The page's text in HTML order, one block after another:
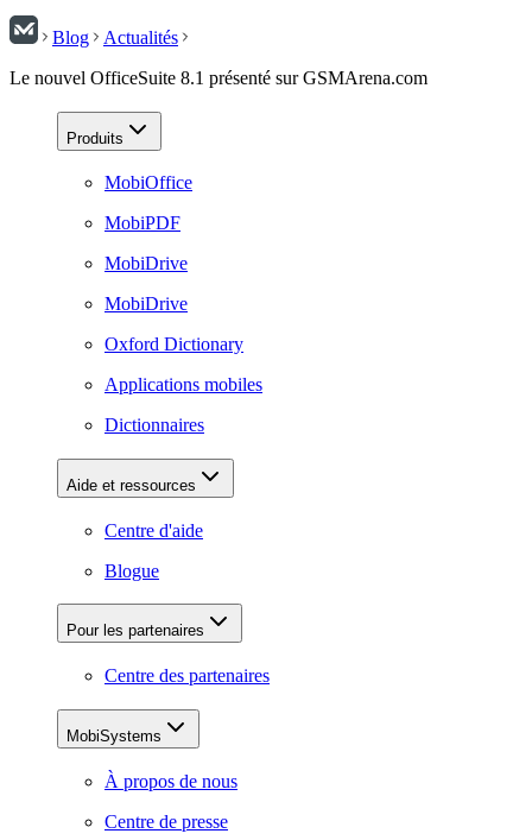
Blog
Actualités
Le nouvel OfficeSuite 8.1 présenté sur GSMArena.com
Produits
MobiOffice
MobiPDF
MobiDrive
MobiDrive
Oxford Dictionary
Applications mobiles
Dictionnaires
Aide et ressources
Centre d'aide
Blogue
Pour les partenaires
Centre des partenaires
MobiSystems
À propos de nous
Centre de presse